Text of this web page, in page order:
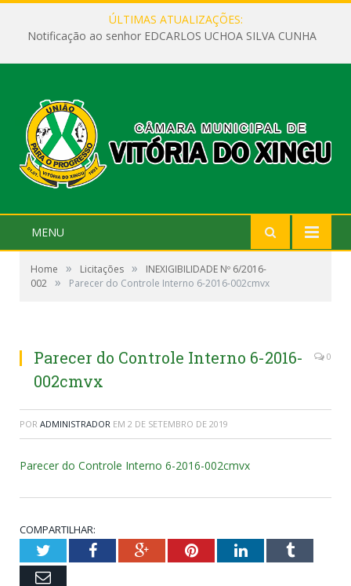
ÚLTIMAS ATUALIZAÇÕES:
Notificação ao senhor EDCARLOS UCHOA SILVA CUNHA
MENU
Home » Licitações »
INEXIGIBILIDADE Nº 6/2016-
002 » Parecer do Controle Interno 6-2016-002cmvx
Parecer do Controle Interno 6-2016-
002cmvx
0
POR ADMINISTRADOR EM 2 DE SETEMBRO DE 2019
Parecer do Controle Interno 6-2016-002cmvx
COMPARTILHAR:
TwitterFacebookGoogle+PinterestLinkedInTumblr
Email